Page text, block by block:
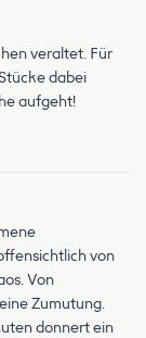
veraltet. Für
dabei
aufgeht!
von
Von
Zumutung.
donnert ein